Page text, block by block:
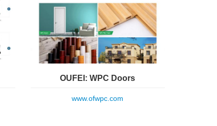
OUFEI: WPC Doors
www.ofwpc.com